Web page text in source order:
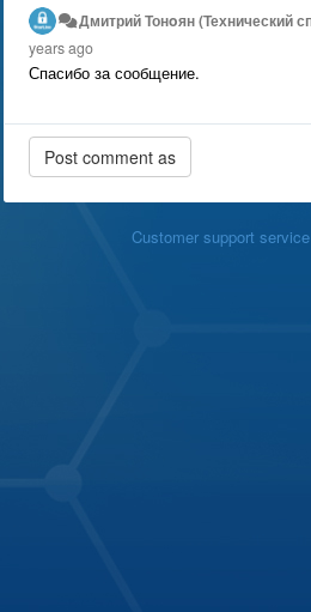
Дмитрий Тонoян (Технический
years ago
Спасибо за сообщение.
Customer support service